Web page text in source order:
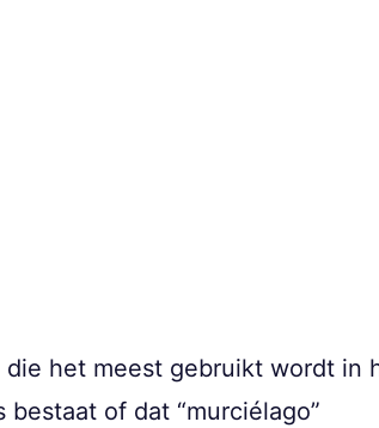
die het meest gebruikt wordt in
of dat “murciélago”